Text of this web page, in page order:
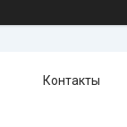
Контакты